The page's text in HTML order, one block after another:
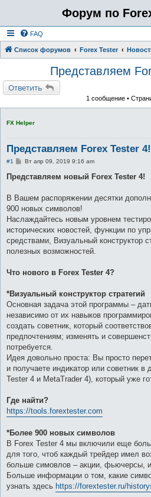
Форум по
FAQ
Список форумов Forex Tester
Представляем
Ответить
1 сообщение •
FX Helper
Представляем Forex Tester 4!
#1
С
о
б
е
и
е
Вт апр 09, 2019 9:16 am
Представляем новый Forex Tester 4!
В Вашем распоряжении десятки
900 новых символов!
Наслаждайтесь новым уровнем
исторических новостей, функции по
средствами, Визуальный конструктор
полезных возможностей.
Что нового в Forex Tester 4?
*Визуальный конструктор стратегий
Основная задача этой программы –
независимо от их навыков
создать советник, который
предпочтениям; изменять и
потребуется.
Идея довольно проста: Вы просто
и получаете индикатор или советник
Tester 4 и MetaTrader 4), который уже
Где найти?
https://tools.forextester.com
*Более 900 новых символов
В Forex Tester 4 мы включили еще
для того, чтоб каждый трейдер имел
больше симовлов – акции, фьючерсы,
Больше информации о том, какие
узнать здесь https://forextester.ru/